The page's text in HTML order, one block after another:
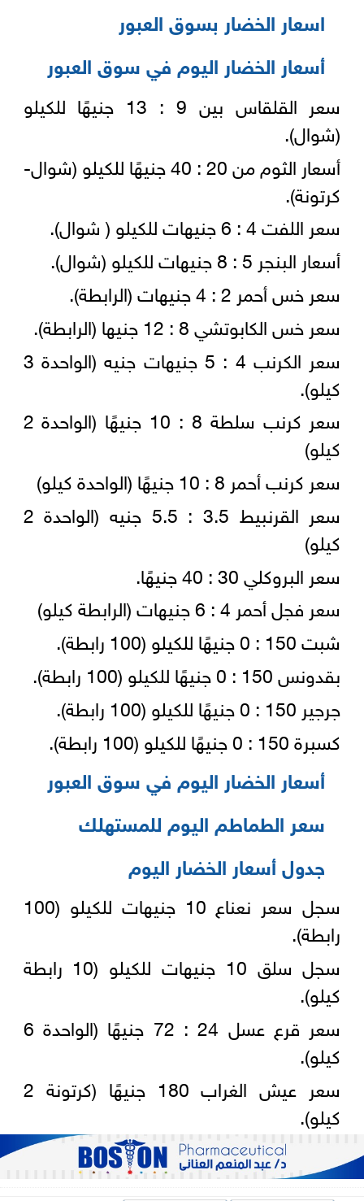
اسعار الخضار بسوق العبور
أسعار الخضار اليوم في سوق العبور
سعر القلقاس بين 9 : 13 جنيهًا للكيلو
(شوال).
أسعار الثوم من 20 : 40 جنيهًا للكيلو (شوال-
كرتونة).
سعر اللفت 4 : 6 جنيهات للكيلو ( شوال).
أسعار البنجر 5 : 8 جنيهات للكيلو (شوال).
سعر خس أحمر 2 : 4 جنيهات (الرابطة).
سعر خس الكابوتشي 8 : 12 جنيها (الرابطة).
سعر الكرنب 4 : 5 جنيهات جنيه (الواحدة 3
كيلو).
سعر كرنب سلطة 8 : 10 جنيهًا (الواحدة 2
كيلو)
سعر كرنب أحمر 8 : 10 جنيهًا (الواحدة كيلو)
سعر القرنبيط 3.5 : 5.5 جنيه (الواحدة 2
كيلو)
سعر البروكلي 30 : 40 جنيهًا.
سعر فجل أحمر 4 : 6 جنيهات (الرابطة كيلو)
شبت 150 : 0 جنيهًا للكيلو (100 رابطة).
بقدونس 150 : 0 جنيهًا للكيلو (100 رابطة).
جرجير 150 : 0 جنيهًا للكيلو (100 رابطة).
كسبرة 150 : 0 جنيهًا للكيلو (100 رابطة).
أسعار الخضار اليوم في سوق العبور
سعر الطماطم اليوم للمستهلك
جدول أسعار الخضار اليوم
سجل سعر نعناع 10 جنيهات للكيلو (100
رابطة).
سجل سلق 10 جنيهات للكيلو (10 رابطة
كيلو).
سعر قرع عسل 24 : 72 جنيهًا (الواحدة 6
كيلو).
سعر عيش الغراب 180 جنيهًا (كرتونة 2
كيلو).